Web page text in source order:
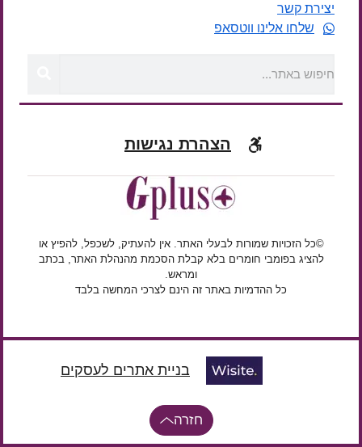
יצירת קשר
שלחו אלינו ווטסאפ
הצהרת נגישות
©כל הזכויות שמורות לבעלי האתר. אין להעתיק, לשכפל, להפיץ או
להציג בפומבי חומרים בלא קבלת הסכמת מהנהלת האתר, בכתב
ומראש.
כל ההדמיות באתר זה הינם לצרכי המחשה בלבד
בניית אתרים לעסקים
חזרה